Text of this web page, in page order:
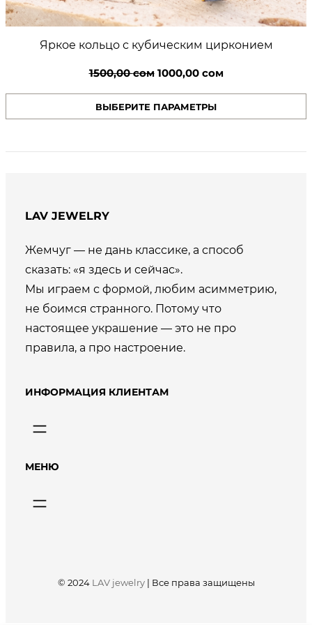
Яркое кольцо с кубическим цирконием
1500,00сом Первоначальная
цена
составляла
1000,00 сомТекущая
цена:
ВЫБЕРИТЕ ПАРАМЕТРЫ
LAV JEWELRY
Жемчуг — не дань классике, а способ
сказать: «я здесь и сейчас».
Мы играем с формой, любим асимметрию,
не боимся странного. Потому что
настоящее украшение — это не про
правила, а про настроение.
ИНФОРМАЦИЯ КЛИЕНТАМ
МЕНЮ
© 2024 LAV jewelry| Все права защищены